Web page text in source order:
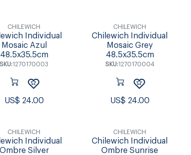
CHILEWICH
Individual
Mosaic Azul
48.5x35.5cm
SKU:1270170003
US$ 24.00
CHILEWICH
Chilewich Individual
Mosaic Grey
48.5x35.5cm
SKU:1270170004
US$ 24.00
CHILEWICH
Individual
Ombre Silver
CHILEWICH
Chilewich Individual
Ombre Sunrise